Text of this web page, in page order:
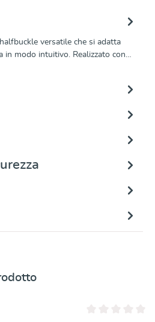
versatile che si adatta
in modo intuitivo. Realizzato con…